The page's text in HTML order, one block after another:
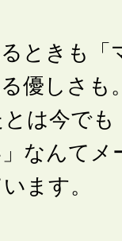
ときも「
優しさも
は今でも
なんてメ
ます。